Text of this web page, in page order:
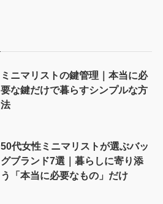
ミニマリストの鍵管理｜本当に必
要な鍵だけで暮らすシンプルな方
法
50代女性ミニマリストが選ぶバッ
グブランド7選｜暮らしに寄り添
う「本当に必要なもの」だけ